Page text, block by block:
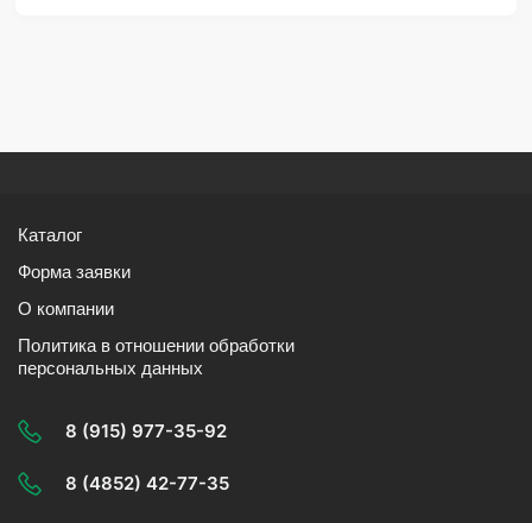
Каталог
Форма заявки
О компании
Политика в отношении обработки
персональных данных
8 (915) 977-35-92
8 (4852) 42-77-35